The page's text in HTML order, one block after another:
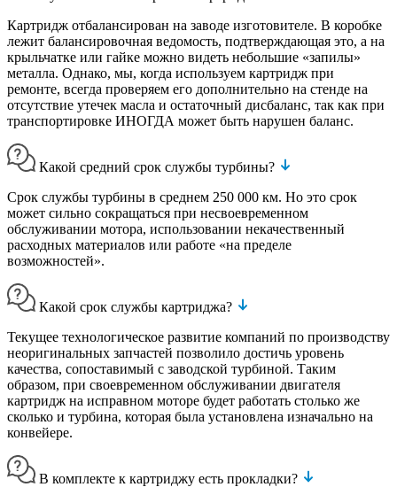
Картридж отбалансирован на заводе изготовителе. В коробке
лежит балансировочная ведомость, подтверждающая это, а на
крыльчатке или гайке можно видеть небольшие «запилы»
металла. Однако, мы, когда используем картридж при
ремонте, всегда проверяем его дополнительно на стенде на
отсутствие утечек масла и остаточный дисбаланс, так как при
транспортировке ИНОГДА может быть нарушен баланс.
Какой средний срок службы турбины?
Срок службы турбины в среднем 250 000 км. Но это срок
может сильно сокращаться при несвоевременном
обслуживании мотора, использовании некачественный
расходных материалов или работе «на пределе
возможностей».
Какой срок службы картриджа?
Текущее технологическое развитие компаний по производству
неоригинальных запчастей позволило достичь уровень
качества, сопоставимый с заводской турбиной. Таким
образом, при своевременном обслуживании двигателя
картридж на исправном моторе будет работать столько же
сколько и турбина, которая была установлена изначально на
конвейере.
В комплекте к картриджу есть прокладки?